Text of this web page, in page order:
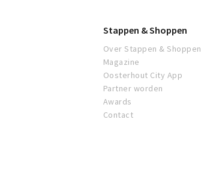
Stappen & Shoppen
Over Stappen & Shoppen
Magazine
Oosterhout City App
Partner worden
Awards
Contact